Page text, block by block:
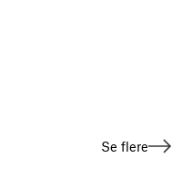
Se flere